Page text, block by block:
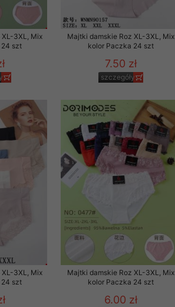
3XL, Mix
szt
Majtki damskie Roz XL-3XL, Mix
kolor Paczka 24 szt
7.50 zł
szczegóły
3XL, Mix
szt
Majtki damskie Roz XL-3XL, Mix
kolor Paczka 24 szt
6.00 zł
na to zgodę. Dotyczy to w
przez nas linka
rabatach i nowościach w
w szczególności danych